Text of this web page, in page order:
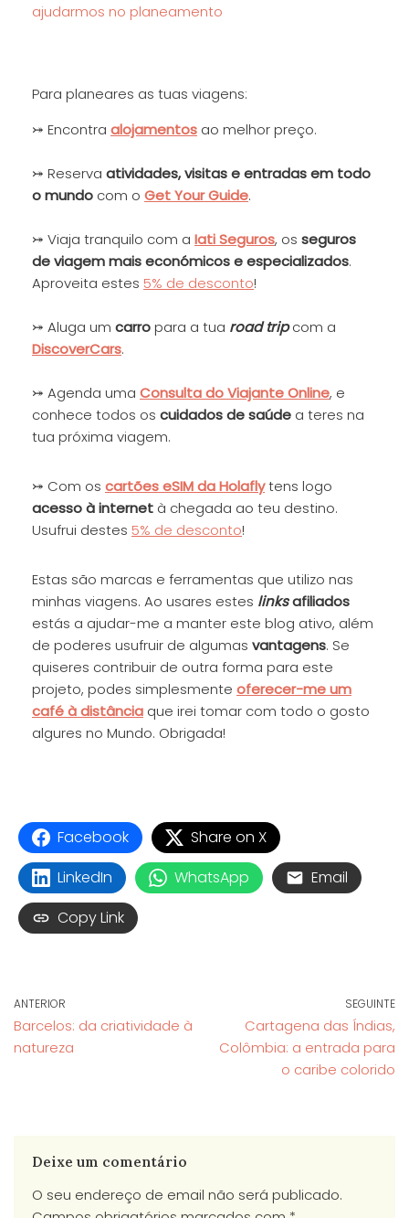
ajudarmos no planeamento
Para planeares as tuas viagens:
⤖ Encontra alojamentos ao melhor preço.
⤖ Reserva atividades, visitas e entradas em todo
o mundo com o Get Your Guide.
⤖ Viaja tranquilo com a Iati Seguros, os seguros
de viagem mais económicos e especializados.
Aproveita estes 5% de desconto!
⤖ Aluga um carropara a tua road tripcom a
DiscoverCars.
⤖ Agenda uma Consulta do ViajanteOnline, e
conhece todos os cuidados de saúde a teres na
tua próxima viagem.
⤖ Com os cartões eSIM da Holaflytens logo
acesso à internet à chegada ao teu destino.
Usufrui destes 5% de desconto!
Estas são marcas e ferramentas que utilizo nas
minhas viagens. Ao usares estes linksafiliados
estás a ajudar-me a manter este blog ativo, além
de poderes usufruir de algumas vantagens. Se
quiseres contribuir de outra forma para este
projeto, podes simplesmente oferecer-me um
café à distância que irei tomar com todo o gosto
algures no Mundo. Obrigada!
Facebook
Share on X
LinkedIn
WhatsApp
Email
Copy Link
ANTERIOR
Barcelos: da criatividade à
natureza
SEGUINTE
Cartagena das Índias,
Colômbia: a entrada para
o caribe colorido
Deixe um comentário
O seu endereço de email não será publicado.